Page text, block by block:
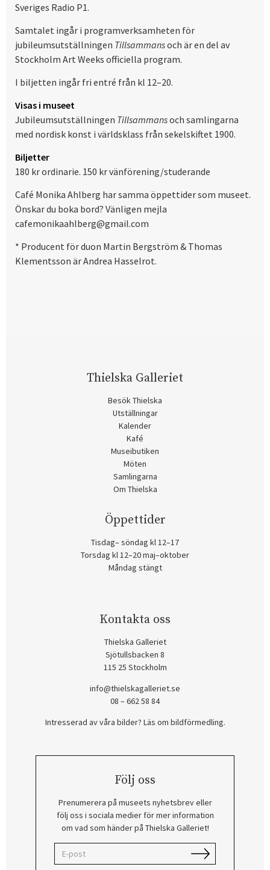
Sveriges Radio P1.
Samtalet ingår i programverksamheten för
jubileumsutställningen Tillsammansoch är en del av
Stockholm Art Weeks officiella program.
I biljetten ingår fri entré från kl 12–20.
Visas i museet
Jubileumsutställningen Tillsammansoch samlingarna
med nordisk konst i världsklass från sekelskiftet 1900.
Biljetter
180 kr ordinarie. 150 kr vänförening/studerande
Café Monika Ahlberg har samma öppettider som museet.
Önskar du boka bord? Vänligen mejla
cafemonikaahlberg@gmail.com
* Producent för duon Martin Bergström & Thomas
Klementsson är Andrea Hasselrot.
Thielska Galleriet
Besök Thielska
Utställningar
Kalender
Kafé
Museibutiken
Möten
Samlingarna
Om Thielska
Öppettider
Tisdag– söndag kl 12–17
Torsdag kl 12–20 maj–oktober
Måndag stängt
Kontakta oss
Thielska Galleriet
Sjötullsbacken 8
115 25 Stockholm
info@thielskagalleriet.se
08 – 662 58 84
Intresserad av våra bilder? Läs om bildförmedling.
Följ oss
Prenumerera på museets nyhetsbrev eller
följ oss i sociala medier för mer information
om vad som händer på Thielska Galleriet!